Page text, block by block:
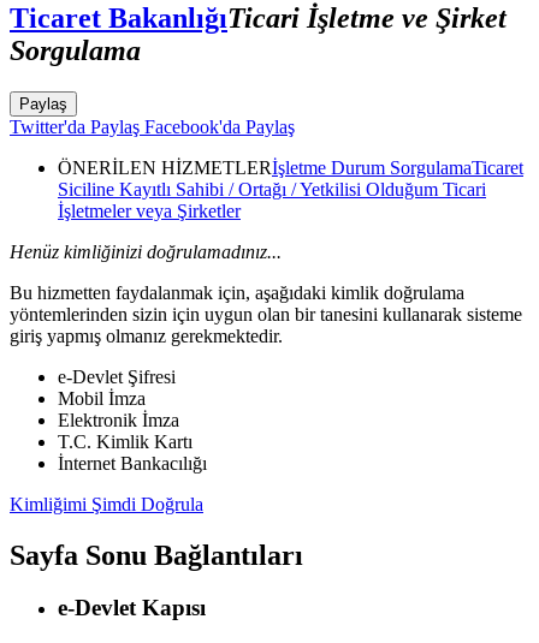
Ticaret BakanlığıTicari İşletme ve Şirket
Sorgulama
Paylaş
Twitter'da Paylaş Facebook'da Paylaş
ÖNERİLEN HİZMETLERİşletme Durum SorgulamaTicaret
Siciline Kayıtlı Sahibi / Ortağı / Yetkilisi Olduğum Ticari
İşletmeler veya Şirketler
Henüz kimliğinizi doğrulamadınız...
Bu hizmetten faydalanmak için, aşağıdaki kimlik doğrulama
yöntemlerinden sizin için uygun olan bir tanesini kullanarak sisteme
giriş yapmış olmanız gerekmektedir.
e-Devlet Şifresi
Mobil İmza
Elektronik İmza
T.C. Kimlik Kartı
İnternet Bankacılığı
Kimliğimi Şimdi Doğrula
Sayfa Sonu Bağlantıları
e-Devlet Kapısı